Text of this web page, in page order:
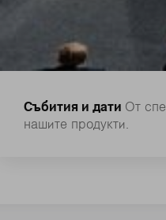
Събития и дати От
нашите продукти.